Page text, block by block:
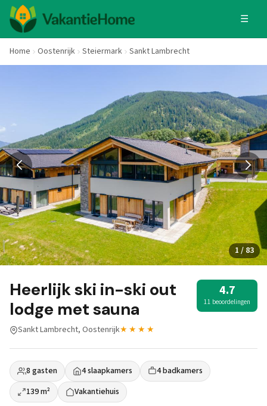
☰
Home Oostenrijk Steiermark Sankt Lambrecht
1 / 83
Heerlijk ski in-ski out
lodge met sauna
4.7
11 beoordelingen
Sankt Lambrecht, Oostenrijk★★★★
8 gasten 4 slaapkamers
4 badkamers
139 m²
Vakantiehuis